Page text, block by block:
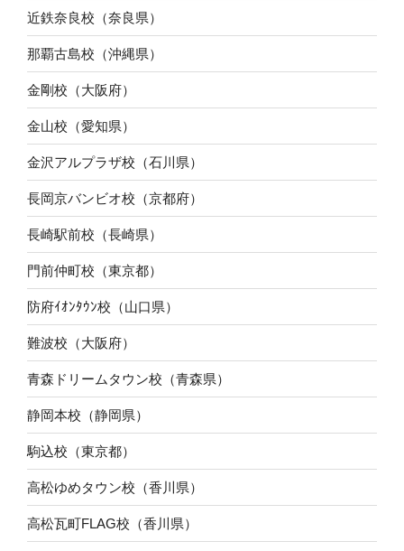
近鉄奈良校（奈良県）
那覇古島校（沖縄県）
金剛校（大阪府）
金山校（愛知県）
金沢アルプラザ校（石川県）
長岡京バンビオ校（京都府）
長崎駅前校（長崎県）
門前仲町校（東京都）
防府ｲｵﾝﾀｳﾝ校（山口県）
難波校（大阪府）
青森ドリームタウン校（青森県）
静岡本校（静岡県）
駒込校（東京都）
高松ゆめタウン校（香川県）
高松瓦町FLAG校（香川県）